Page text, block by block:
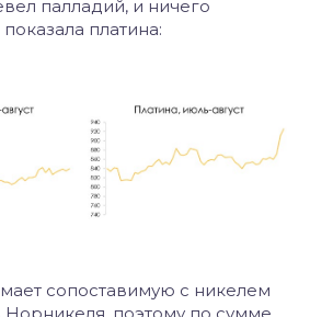
палладий, и ничего
платина:
сопоставимую с никелем